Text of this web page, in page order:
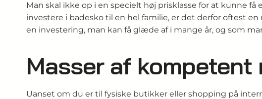
Man skal ikke op i en specielt høj prisklasse for at kunne
investere i badesko til en hel familie, er det derfor oftest
en investering, man kan få glæde af i mange år, og som
Masser af kompetent
Uanset om du er til fysiske butikker eller shopping på